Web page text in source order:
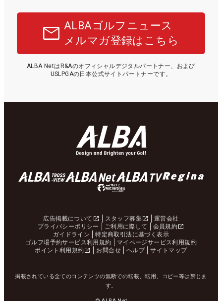
ALBAゴルフニュース
メルマガ登録はこちら
ALBA NetはR&Aのオフィシャルデジタルパートナー、および
USLPGAの日本公式サイトパートナーです。
広告掲載について スタッフ募集
運営会社
プライバシーポリシー
ご利用に際して
会員規約
ガイドライン
特定商取引法に基づく表示
ゴルフ場予約サービス利用規約
マイページサービス利用規約
ポイント利用規約
お問合せ ヘルプ サイトマップ
掲載されている全てのコンテンツの無断での転載、転用、コピー等は禁じま
す。